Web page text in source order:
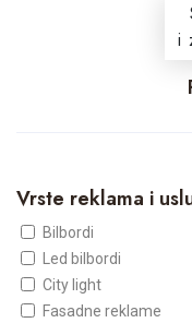
i
Vrste reklama i
Bilbordi
Led bilbordi
City light
Fasadne reklame